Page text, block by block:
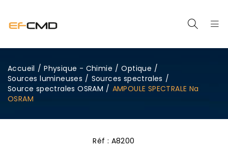
Accueil / Physique - Chimie / Optique /
Sources lumineuses / Sources spectrales /
Source spectrales OSRAM / AMPOULE SPECTRALE Na
OSRAM
Réf : A8200